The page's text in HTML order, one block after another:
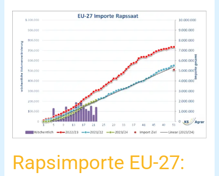
Rapsimporte EU-27:
Rapsimporte
27:
Markt
am
oberen
Ende
Seitwärtsbewegung